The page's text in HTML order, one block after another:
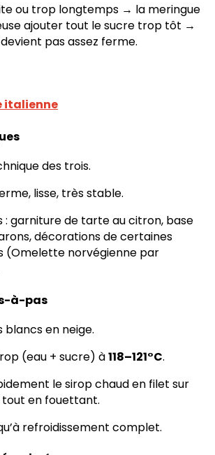
ou trop longtemps → la meringue
ajouter tout le sucre trop tôt →
pas assez ferme.
italienne
des trois.
lisse, très stable.
: garniture de tarte au citron, base
décorations de certaines
(Omelette norvégienne par
à-pas
blancs en neige.
(eau + sucre) à118–121°C.
le sirop chaud en filet sur
tout en fouettant.
refroidissement complet.